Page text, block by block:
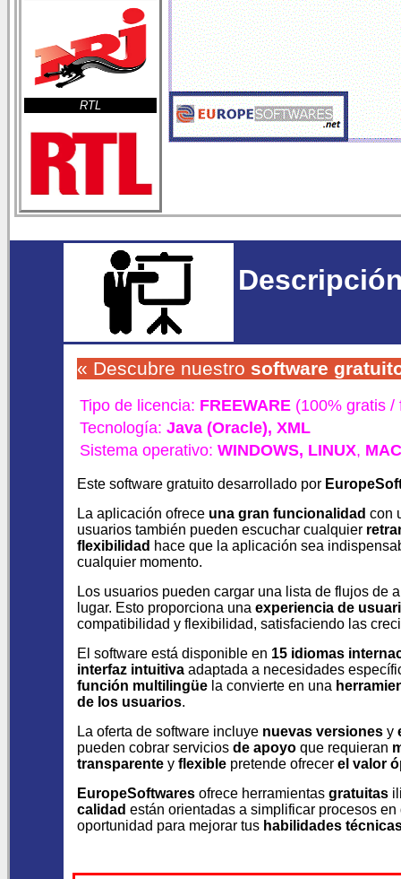
RTL
« Descubre nuestro software
Tipo de licencia: FREEWARE (100% gratis
Tecnología: Java (Oracle), XML
Sistema operativo: WINDOWS, LINUX,
Este software gratuito desarrollado por
La aplicación ofrece una gran funcionalidad con
usuarios también pueden escuchar cualquier
flexibilidad hace que la aplicación sea
cualquier momento.
Los usuarios pueden cargar una lista de flujos de
lugar. Esto proporciona una experiencia de
compatibilidad y flexibilidad, satisfaciendo las
El software está disponible en 15 idiomas
interfaz intuitiva adaptada a necesidades
función multilingüe la convierte en una
de los usuarios.
La oferta de software incluye nuevas versiones y
pueden cobrar servicios de apoyo que requieran
transparente y flexible pretende ofrecer el valor
EuropeSoftwares ofrece herramientas gratuitas
calidad están orientadas a simplificar procesos
oportunidad para mejorar tus habilidades